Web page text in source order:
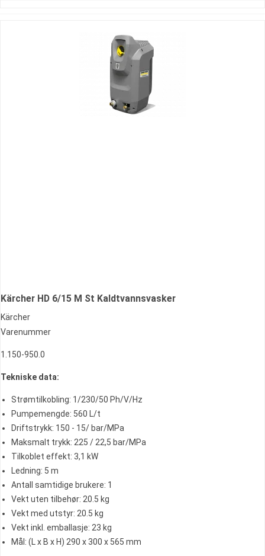
Kärcher HD 6/15 M St Kaldtvannsvasker
Kärcher
Varenummer
1.150-950.0
Tekniske data:
Strømtilkobling: 1/230/50 Ph/V/Hz
Pumpemengde: 560 L/t
Driftstrykk: 150 - 15/ bar/MPa
Maksmalt trykk: 225 / 22,5 bar/MPa
Tilkoblet effekt: 3,1 kW
Ledning: 5 m
Antall samtidige brukere: 1
Vekt uten tilbehør: 20.5 kg
Vekt med utstyr: 20.5 kg
Vekt inkl. emballasje: 23 kg
Mål: (L x B x H) 290 x 300 x 565 mm